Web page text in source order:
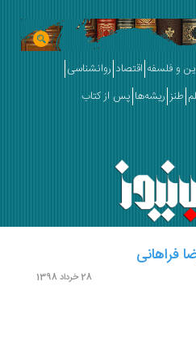
اقتصاد روانشناسی
ریشه‌ها پس از کتاب